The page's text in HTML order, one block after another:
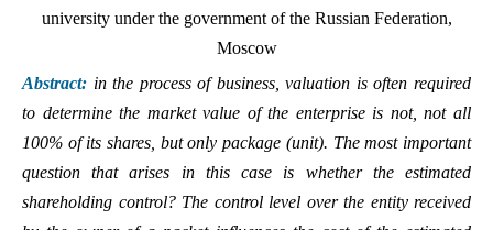
university under the government of the Russian Federation,
Moscow
Abstract: in the process of business, valuation is often required
to determine the market value of the enterprise is not, not all
100% of its shares, but only package (unit). The most important
question that arises in this case is whether the estimated
shareholding control? The control level over the entity received